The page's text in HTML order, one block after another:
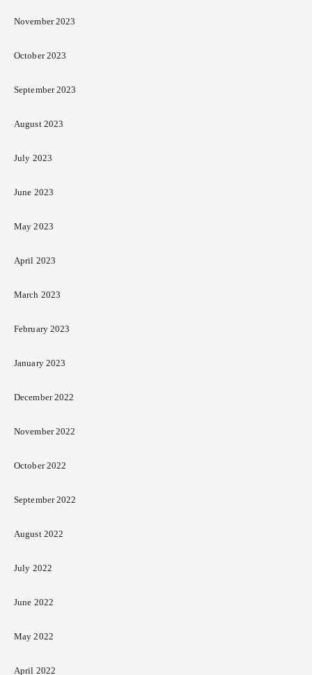
November 2023
October 2023
September 2023
August 2023
July 2023
June 2023
May 2023
April 2023
March 2023
February 2023
January 2023
December 2022
November 2022
October 2022
September 2022
August 2022
July 2022
June 2022
May 2022
April 2022